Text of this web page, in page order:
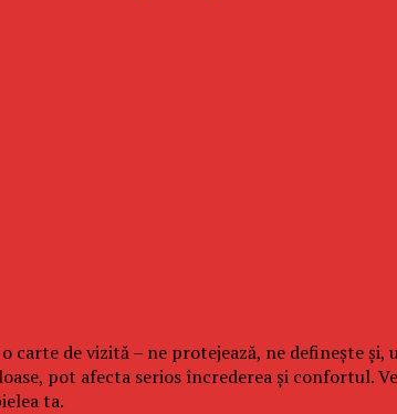
carte de vizită – ne protejează, ne definește
pot afecta serios încrederea și confortul.
ta.